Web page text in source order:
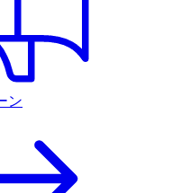
ン